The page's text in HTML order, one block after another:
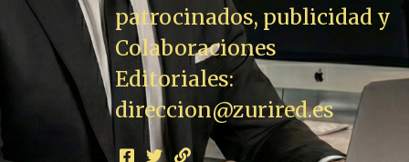
patrocinados, publicidad y
Colaboraciones
Editoriales:
direccion@zurired.es